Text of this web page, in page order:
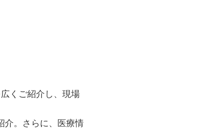
くご紹介し、現場
介。さらに、医療情